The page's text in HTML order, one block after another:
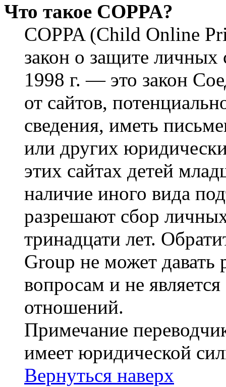
Что такое COPPA?
COPPA (Child Online
закон о защите личных
1998 г. — это закон
от сайтов,
сведения, иметь
или других
этих сайтах детей
наличие иного вида
разрешают сбор
тринадцати лет.
Group не может
вопросам и не
отношений.
Примечание
имеет юридической
Вернуться наверх